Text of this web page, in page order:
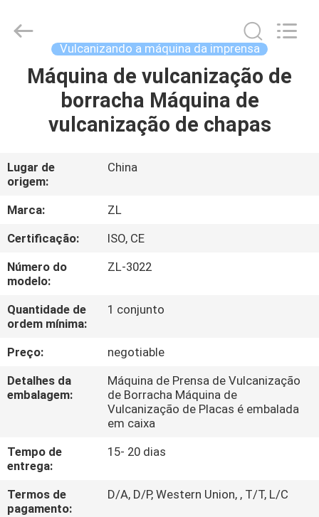
CASA
PRODUTOS
VÍDEOS
SOBRE
NÓS
EXCURSÃO
DA
FÁBRICA
CONTROLE
DA
CONTACTE-
NOS
Instrument
Technology
Vulcanizando a máquina da imprensa
Máquina de vulcanização de
borracha Máquina de
vulcanização de chapas
Lugar de
origem:
China
Marca:
ZL
Certificação:
ISO, CE
Número do
modelo:
ZL-3022
Quantidade de
ordem mínima:
1 conjunto
Preço:
negotiable
Detalhes da
embalagem:
Máquina de Prensa de Vulcanização
de Borracha Máquina de
Vulcanização de Placas é embalada
em caixa
Tempo de
entrega:
15- 20 dias
Termos de
pagamento:
D/A, D/P, Western Union, , T/T, L/C